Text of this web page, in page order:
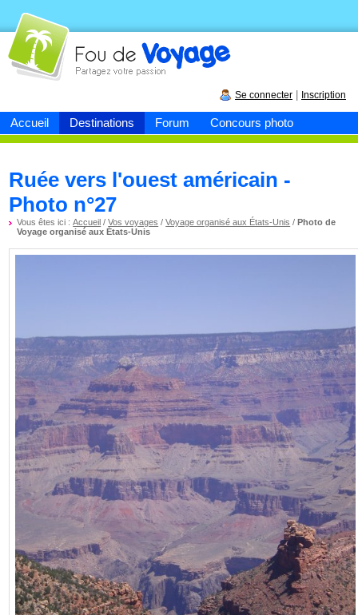
Accueil Destinations Forum Concours photo
Fou devoyage
Se connecter Inscription
Ruée vers l'ouest américain -
Photo n°27
Vous êtes ici :Accueil /Vos voyages /Voyage organisé aux États-Unis /Photo de
Voyage organisé aux États-Unis